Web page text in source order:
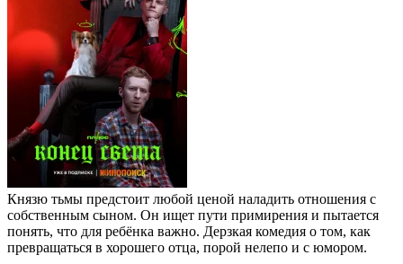
Князю тьмы предстоит любой ценой наладить отношения с
собственным сыном. Он ищет пути примирения и пытается
понять, что для ребёнка важно. Дерзкая комедия о том, как
превращаться в хорошего отца, порой нелепо и с юмором.